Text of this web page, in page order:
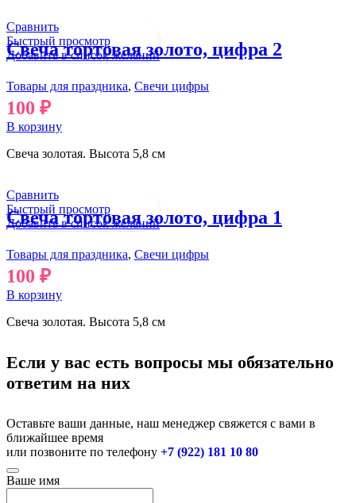
Сравнить
Быстрый просмотр
Добавить в список желаний
Свеча тортовая золото, цифра 2
Товары для праздника, Свечи цифры
100 ₽
В корзину
Свеча золотая. Высота 5,8 см
Сравнить
Быстрый просмотр
Добавить в список желаний
Свеча тортовая золото, цифра 1
Товары для праздника, Свечи цифры
100 ₽
В корзину
Свеча золотая. Высота 5,8 см
Если у вас есть вопросы мы обязательно
ответим на них
Оставьте ваши данные, наш менеджер свяжется с вами в
ближайшее время
или позвоните по телефону +7 (922) 181 10 80
Ваше имя